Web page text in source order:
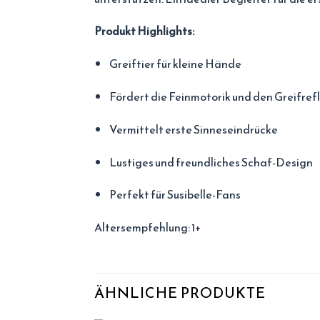
Produkt Highlights:
Greiftier für kleine Hände
Fördert die Feinmotorik und den
Vermittelt erste Sinneseindrücke
Lustiges und freundliches Schaf-Design
Perfekt für Susibelle-Fans
Altersempfehlung: 1+
ÄHNLICHE PRODUKTE